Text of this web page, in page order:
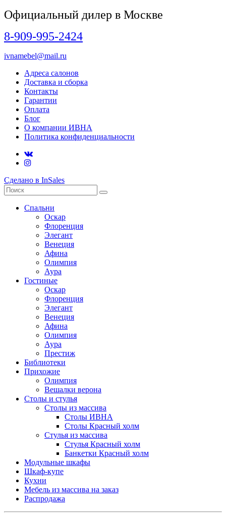
Официальный дилер в Москве
8-909-995-2424
ivnamebel@mail.ru
Адреса салонов
Доставка и сборка
Контакты
Гарантии
Оплата
Блог
О компании ИВНА
Политика конфиденциальности
Сделано в InSales
Спальни
Оскар
Флоренция
Элегант
Венеция
Афина
Олимпия
Аура
Гостиные
Оскар
Флоренция
Элегант
Венеция
Афина
Олимпия
Аура
Престиж
Библиотеки
Прихожие
Олимпия
Вешалки верона
Столы и стулья
Столы из массива
Столы ИВНА
Столы Красный холм
Стулья из массива
Стулья Красный холм
Банкетки Красный холм
Модульные шкафы
Шкаф-купе
Кухни
Мебель из массива на заказ
Распродажа